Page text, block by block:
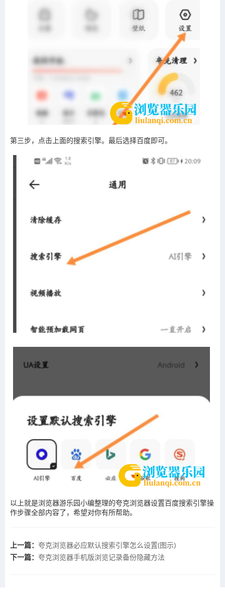
第三步，点击上面的搜索引擎。最后选择百度即可。
以上就是浏览器游乐园小编整理的夸克浏览器设置百度搜索引擎操
作步骤全部内容了，希望对你有所帮助。
上一篇： 夸克浏览器必应默认搜索引擎怎么设置(图示)
下一篇： 夸克浏览器手机版浏览记录备份隐藏方法